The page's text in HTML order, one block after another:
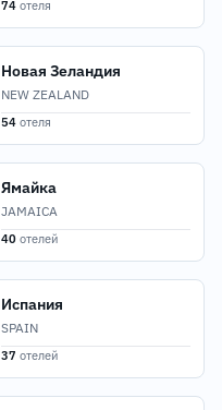
74 отеля
Новая Зеландия
NEW ZEALAND
54 отеля
Ямайка
JAMAICA
40 отелей
Испания
SPAIN
37 отелей